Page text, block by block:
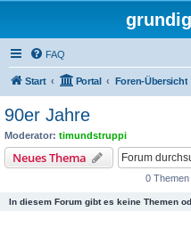
FAQ
Start Portal Foren-Übersicht
90er Jahre
Moderator: timundstruppi
Neues Thema
0 Themen
In diesem Forum gibt es keine Themen